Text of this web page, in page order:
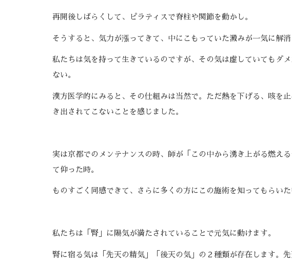
再開後しばらくして、ピラティスで脊柱や関節を動かし。
そうすると、気力が漲ってきて、中にこもっていた澱みが一気に解消
私たちは気を持って生きているのですが、その気は虚していてもダ
ない。
漢方医学的にみると、その仕組みは当然で。ただ熱を下げる、咳を
き出されてこないことを感じました。
実は京都でのメンテナンスの時、師が「この中から湧き上がる燃え
て仰った時。
ものすごく同感できて、さらに多くの方にこの施術を知ってもらい
私たちは「腎」に陽気が満たされていることで元気に動けます。
腎に宿る気は「先天の精気」「後天の気」の２種類が存在します。